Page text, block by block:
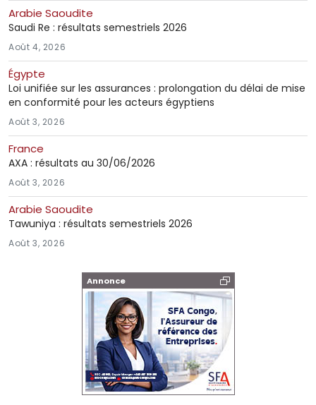
Annonce
Arabie Saoudite
Saudi Re : résultats semestriels 2026
Août 4, 2026
Égypte
Loi unifiée sur les assurances : prolongation du délai de mise
en conformité pour les acteurs égyptiens
Août 3, 2026
France
AXA : résultats au 30/06/2026
Août 3, 2026
Arabie Saoudite
Tawuniya : résultats semestriels 2026
Août 3, 2026